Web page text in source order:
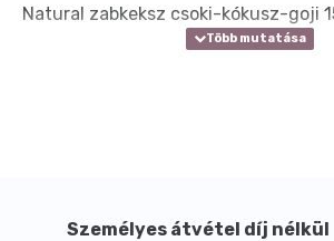
Natural zabkeksz csoki-kókusz-goji
Személyes átvétel díj nélkül